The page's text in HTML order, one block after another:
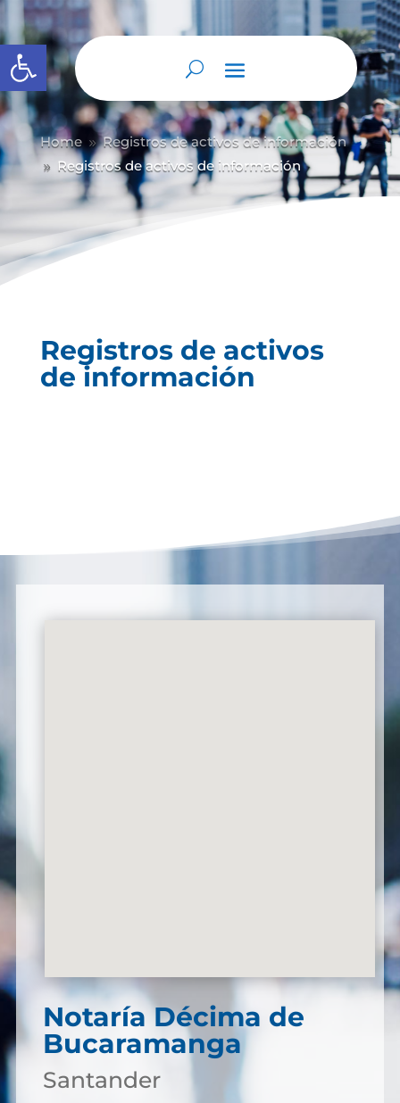
Abrir barra de herramientas
Home 9 Registros de activos de información
9 Registros de activos de información
Registros de activos
de información
Notaría Décima de
Bucaramanga
Santander